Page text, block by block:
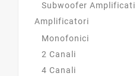
Subwoofer Amplificati
Amplificatori
Monofonici
2 Canali
4 Canali